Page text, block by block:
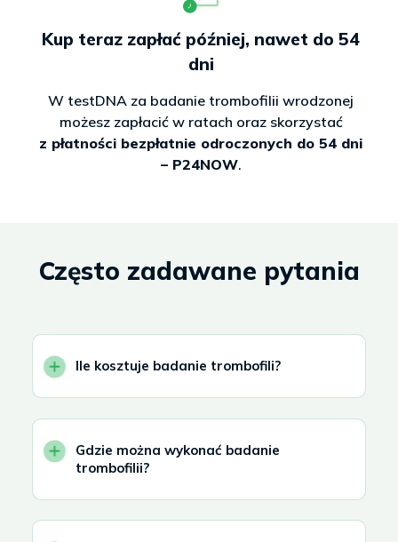
Kup teraz zapłać później, nawet do 54
dni
W testDNA za badanie trombofilii wrodzonej
możesz zapłacić w ratach oraz skorzystać
z płatności bezpłatnie odroczonych do 54 dni
– P24NOW.
Często zadawane pytania
Ile kosztuje badanie trombofili?
Gdzie można wykonać badanie
trombofilii?